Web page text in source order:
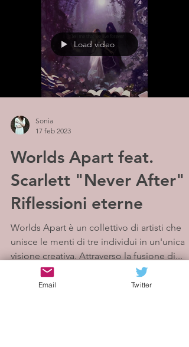
Load video
Sonia
17 feb 2023
Worlds Apart feat.
Scarlett "Never After" -
Riflessioni eterne
Worlds Apart è un collettivo di artisti che
unisce le menti di tre individui in un'unica
visione creativa. Attraverso la fusione di...
Email Twitter